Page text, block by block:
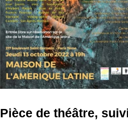
Pièce de théâtre,